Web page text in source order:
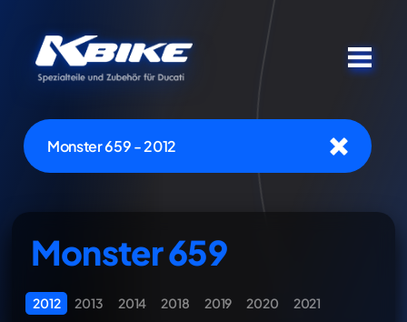
Monster 659 - 2012
Monster 659
2012 2013 2014 2018 2019 2020 2021